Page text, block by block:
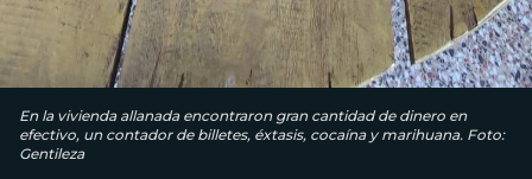
En la vivienda allanada encontraron gran cantidad de dinero en
efectivo, un contador de billetes, éxtasis, cocaína y marihuana. Foto:
Gentileza